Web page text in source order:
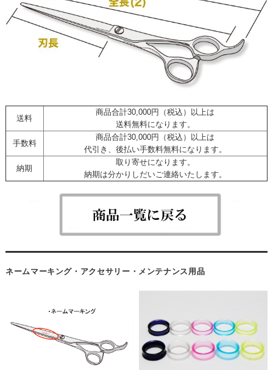
送料
商品合計30,000円（税込）以上は
送料無料になります。
手数料
商品合計30,000円（税込）以上は
代引き、後払い手数料無料になります。
納期
取り寄せになります。
納期は分かりしだいご連絡いたします。
ネームマーキング・アクセサリー・メンテナンス用品